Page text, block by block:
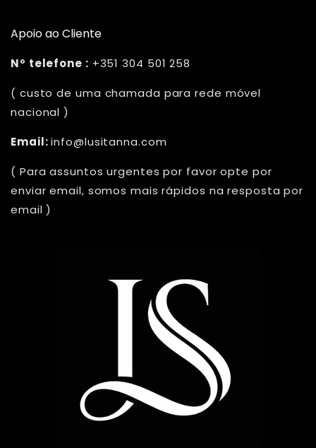
Apoio ao Cliente
Nº telefone : +351 304 501 258
( custo de uma chamada para rede móvel
nacional )
Email:info@lusitanna.com
( Para assuntos urgentes por favor opte por
enviar email, somos mais rápidos na resposta por
email )